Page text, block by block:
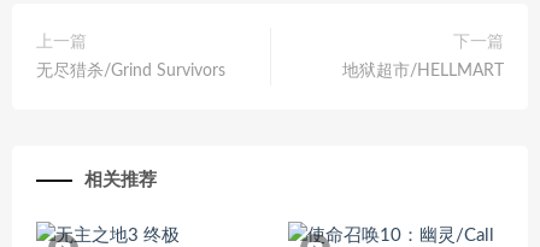
上一篇
无尽猎杀/Grind Survivors
下一篇
地狱超市/HELLMART
相关推荐